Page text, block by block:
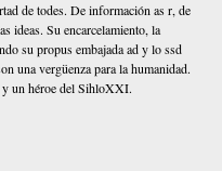
de todes. De información as r, de
ideas. Su encarcelamiento, la
su propus embajada ad y lo ssd
una vergüenza para la humanidad.
y un héroe del SihloXXI.